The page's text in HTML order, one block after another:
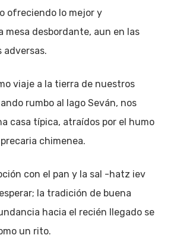
ofreciendo lo mejor y
mesa desbordante, aun en las
adversas.
viaje a la tierra de nuestros
rumbo al lago Seván, nos
casa típica, atraídos por el humo
chimenea.
con el pan y la sal -hatz iev
la tradición de buena
hacia el recién llegado se
un rito.